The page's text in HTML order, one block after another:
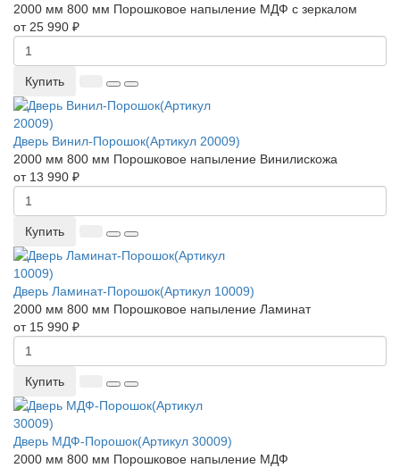
2000 мм 800 мм Порошковое напыление МДФ с зеркалом
от 25 990 ₽
Купить
Дверь Винил-Порошок(Артикул 20009)
2000 мм 800 мм Порошковое напыление Винилискожа
от 13 990 ₽
Купить
Дверь Ламинат-Порошок(Артикул 10009)
2000 мм 800 мм Порошковое напыление Ламинат
от 15 990 ₽
Купить
Дверь МДФ-Порошок(Артикул 30009)
2000 мм 800 мм Порошковое напыление МДФ